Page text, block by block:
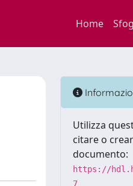
Home
Utilizza
citare o
documento:
https://
7